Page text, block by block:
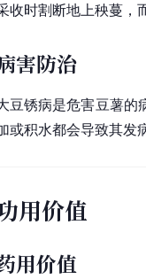
收时割断地上秧蔓，
害防治
豆锈病是危害豆薯的
或积水都会导致其发
用价值
用价值